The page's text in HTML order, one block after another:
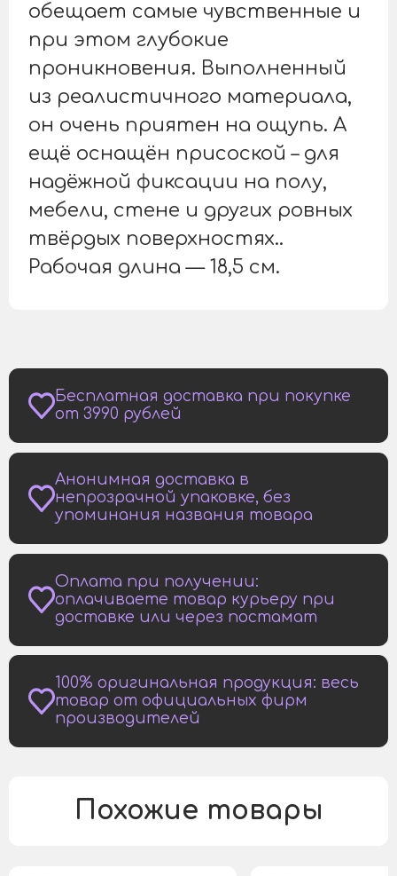
обещает самые чувственные и
при этом глубокие
проникновения. Выполненный
из реалистичного материала,
он очень приятен на ощупь. А
ещё оснащён присоской – для
надёжной фиксации на полу,
мебели, стене и других ровных
твёрдых поверхностях..
Рабочая длина — 18,5 см.
Бесплатная доставка при покупке
от 3990 рублей
Анонимная доставка в
непрозрачной упаковке, без
упоминания названия товара
Оплата при получении:
оплачиваете товар курьеру при
доставке или через постамат
100% оригинальная продукция: весь
товар от официальных фирм
производителей
Похожие товары